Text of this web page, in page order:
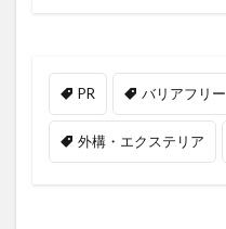
PR バリアフリー
外構・エクステリア